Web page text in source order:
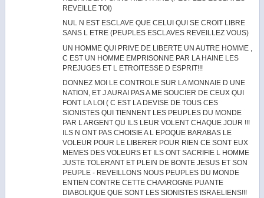
REVEILLE TOI)
NUL N EST ESCLAVE QUE CELUI QUI SE CROIT LIBRE
SANS L ETRE (PEUPLES ESCLAVES REVEILLEZ VOUS)
UN HOMME QUI PRIVE DE LIBERTE UN AUTRE HOMME ,
C EST UN HOMME EMPRISONNE PAR LA HAINE LES
PREJUGES ET L ETROITESSE D ESPRIT!!!
DONNEZ MOI LE CONTROLE SUR LA MONNAIE D UNE
NATION, ET J AURAI PAS A ME SOUCIER DE CEUX QUI
FONT LA LOI ( C EST LA DEVISE DE TOUS CES
SIONISTES QUI TIENNENT LES PEUPLES DU MONDE
PAR L ARGENT QU ILS LEUR VOLENT CHAQUE JOUR !!!
ILS N ONT PAS CHOISIE A L EPOQUE BARABAS LE
VOLEUR POUR LE LIBERER POUR RIEN CE SONT EUX
MEMES DES VOLEURS ET ILS ONT SACRIFIE L HOMME
JUSTE TOLERANT ET PLEIN DE BONTE JESUS ET SON
PEUPLE - REVEILLONS NOUS PEUPLES DU MONDE
ENTIEN CONTRE CETTE CHAAROGNE PUANTE
DIABOLIQUE QUE SONT LES SIONISTES ISRAELIENS!!!